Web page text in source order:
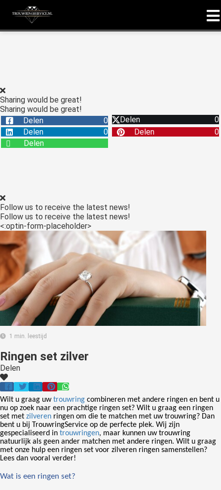
Sharing would be great!
Sharing would be great!
Delen
0 Delen
0
Delen
0 Delen
0
Delen
Follow us to receive the latest news!
Follow us to receive the latest news!
<:optin-form-placeholder>
1 min. leestijd
Ringen set zilver
Delen
Wilt u graag uwtrouwring combineren met andere ringen en bent u
nu op zoek naar een prachtige ringen set? Wilt u graag een ringen
set met zilveren ringen om die te matchen met uw trouwring? Dan
bent u bij TrouwringService op de perfecte plek. Wij zijn
gespecialiseerd in trouwringen, maar kunnen uw trouwring
natuurlijk als geen ander matchen met andere ringen. Wilt u graag
met onze hulp een ringen set voor zilveren ringen samenstellen?
Lees dan vooral verder!
Wat is een ringen set?